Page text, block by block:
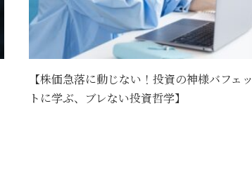
【株価急落に動じない！投資の神様バフェッ
トに学ぶ、ブレない投資哲学】